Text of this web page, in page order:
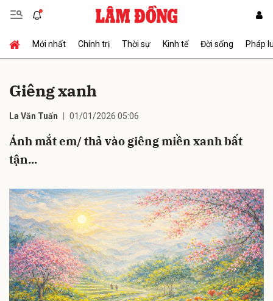
Mới nhất Chính trị Thời sự Kinh tế Đời sống Pháp
Giêng xanh
La Văn Tuấn 01/01/2026 05:06
Ánh mắt em/ thả vào giêng miền xanh bất
tận...
Gửi bình luận